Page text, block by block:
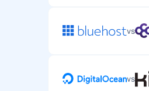
vs
vs